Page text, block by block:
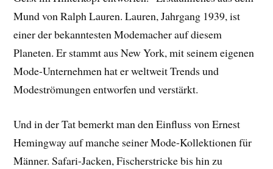
Mund von Ralph Lauren. Lauren, Jahrgang 1939, ist
einer der bekanntesten Modemacher auf diesem
Planeten. Er stammt aus New York, mit seinem eigenen
Mode-Unternehmen hat er weltweit Trends und
Modeströmungen entworfen und verstärkt.
Und in der Tat bemerkt man den Einfluss von Ernest
Hemingway auf manche seiner Mode-Kollektionen für
Männer. Safari-Jacken, Fischerstricke bis hin zu